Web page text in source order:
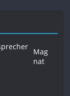
Mag
nat